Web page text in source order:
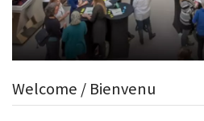
Welcome / Bienvenu